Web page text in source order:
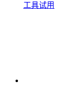
工具试用